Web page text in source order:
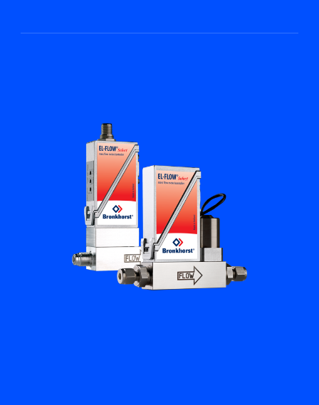
Bronkhorst